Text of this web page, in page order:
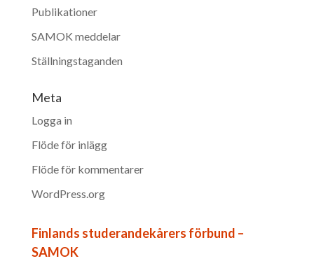
Publikationer
SAMOK meddelar
Ställningstaganden
Meta
Logga in
Flöde för inlägg
Flöde för kommentarer
WordPress.org
Finlands studerandekårers förbund –
SAMOK